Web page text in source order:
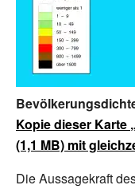
Kopie dieser Karte
(1,1 MB) mit
Die Aussagekraft